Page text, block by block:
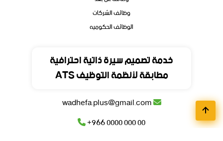
خدمة تصميم سيرة ذاتية احترافية
مطابقة لأنظمة التوظيف ATS
وظائف الشركات
الوظائف الحكوميه
المملكة العربية السعودية
+966 0000 000 00